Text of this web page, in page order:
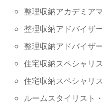
整理収納アカデミア
整理収納アドバイザ
整理収納アドバイザ
住宅収納スペシャリ
住宅収納スペシャリ
ルームスタイリスト